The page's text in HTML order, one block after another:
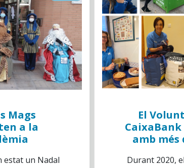
Mags
a la
estat un Nadal
El
amb més
Durant 2020,